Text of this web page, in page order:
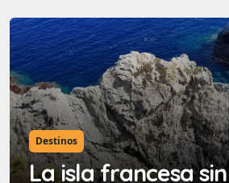
Destinos
La isla francesa